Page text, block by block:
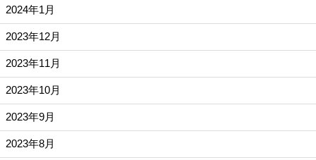
2024年1月
2023年12月
2023年11月
2023年10月
2023年9月
2023年8月